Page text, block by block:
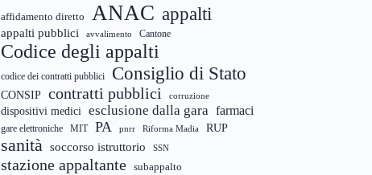
affidamento diretto ANAC appalti
appalti pubblici avvalimento Cantone
Codice degli appalti
codice dei contratti pubblici Consiglio di Stato
CONSIP contratti pubblici corruzione
dispositivi medici esclusione dalla gara farmaci
gare elettroniche MIT PA pnrr Riforma Madia RUP
sanità soccorso istruttorio SSN
stazione appaltante subappalto